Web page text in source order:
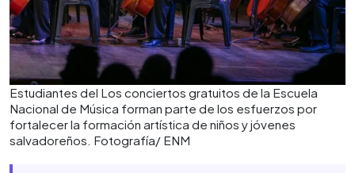
Estudiantes del Los conciertos gratuitos de la Escuela
Nacional de Música forman parte de los esfuerzos por
fortalecer la formación artística de niños y jóvenes
salvadoreños. Fotografía/ ENM